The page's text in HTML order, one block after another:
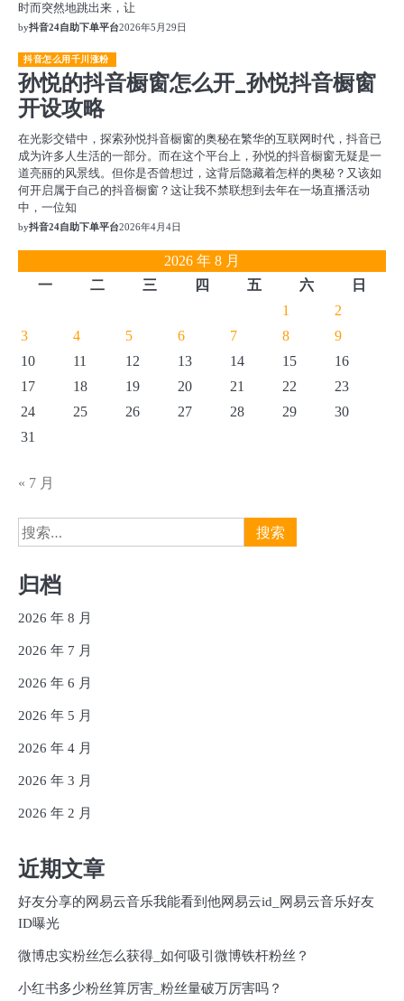
时而突然地跳出来，让
by抖音24自助下单平台2026年5月29日
抖音怎么用千川涨粉
孙悦的抖音橱窗怎么开_孙悦抖音橱窗
开设攻略
在光影交错中，探索孙悦抖音橱窗的奥秘在繁华的互联网时代，抖音已
成为许多人生活的一部分。而在这个平台上，孙悦的抖音橱窗无疑是一
道亮丽的风景线。但你是否曾想过，这背后隐藏着怎样的奥秘？又该如
何开启属于自己的抖音橱窗？这让我不禁联想到去年在一场直播活动
中，一位知
by抖音24自助下单平台2026年4月4日
2026 年 8 月
一
二 三 四 五 六
日
1
2
3
4 5 6 7 8
9
10
11 12 13 14 15
16
17
18 19 20 21 22
23
24
25 26 27 28 29
30
31
« 7 月
搜
索：
归档
2026 年 8 月
2026 年 7 月
2026 年 6 月
2026 年 5 月
2026 年 4 月
2026 年 3 月
2026 年 2 月
近期文章
好友分享的网易云音乐我能看到他网易云id_网易云音乐好友
ID曝光
微博忠实粉丝怎么获得_如何吸引微博铁杆粉丝？
小红书多少粉丝算厉害_粉丝量破万厉害吗？